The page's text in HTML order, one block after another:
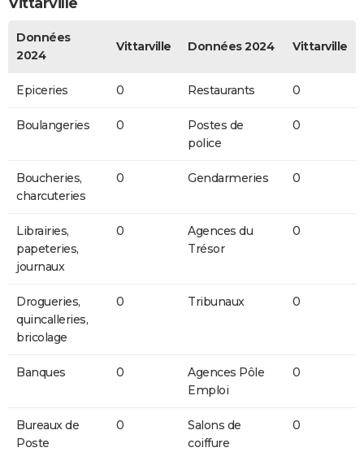
Données
2024
Vittarville Données 2024 Vittarville
Epiceries 0 Restaurants 0
Boulangeries 0
Postes de
police
0
Boucheries,
charcuteries
0 Gendarmeries 0
Librairies,
papeteries,
journaux
0
Agences du
Trésor
0
Drogueries,
quincalleries,
bricolage
0 Tribunaux 0
Banques 0
Agences Pôle
Emploi
0
Bureaux de
Poste
0
Salons de
coiffure
0